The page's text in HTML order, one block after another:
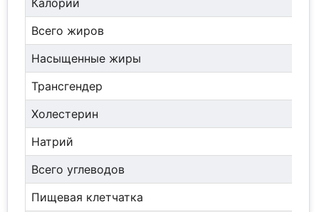
Калории
Всего жиров
Насыщенные жиры
Трансгендер
Холестерин
Натрий
Всего углеводов
Пищевая клетчатка